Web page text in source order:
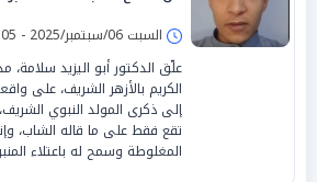
السبت 06/سبتمبر/2025 - 11:05 م
علّق الدكتور أبو اليزيد سلامة،
الكريم بالأزهر الشريف، على
إلى ذكرى المولد النبوي
تقع فقط على ما قاله الشاب،
المغلوطة وسمح له باعتلاء